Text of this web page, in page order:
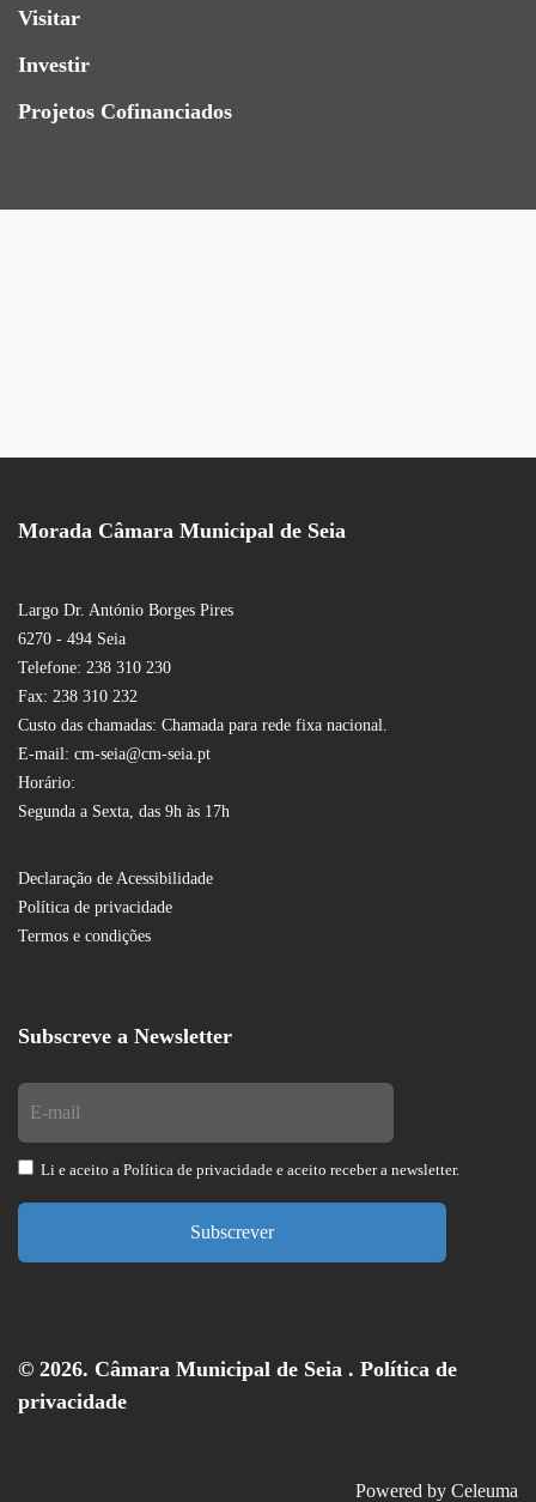
Visitar
Investir
Projetos Cofinanciados
Morada Câmara Municipal de Seia
Largo Dr. António Borges Pires
6270 - 494 Seia
Telefone: 238 310 230
Fax: 238 310 232
Custo das chamadas: Chamada para rede fixa nacional.
E-mail: cm-seia@cm-seia.pt
Horário:
Segunda a Sexta, das 9h às 17h
Declaração de Acessibilidade
Política de privacidade
Termos e condições
Subscreve a Newsletter
Li e aceito a Política de privacidade e aceito receber a newsletter.
Subscrever
© 2026. Câmara Municipal de Seia . Política de
privacidade
Powered by Celeuma